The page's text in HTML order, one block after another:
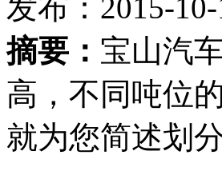
发布：2015-10-
摘要： 宝山汽
高，不同吨位
就为您简述划分